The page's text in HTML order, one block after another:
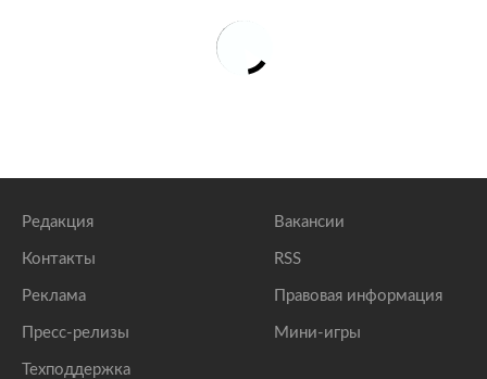
Редакция
Контакты
Реклама
Пресс-релизы
Техподдержка
Вакансии
RSS
Правовая информация
Мини-игры